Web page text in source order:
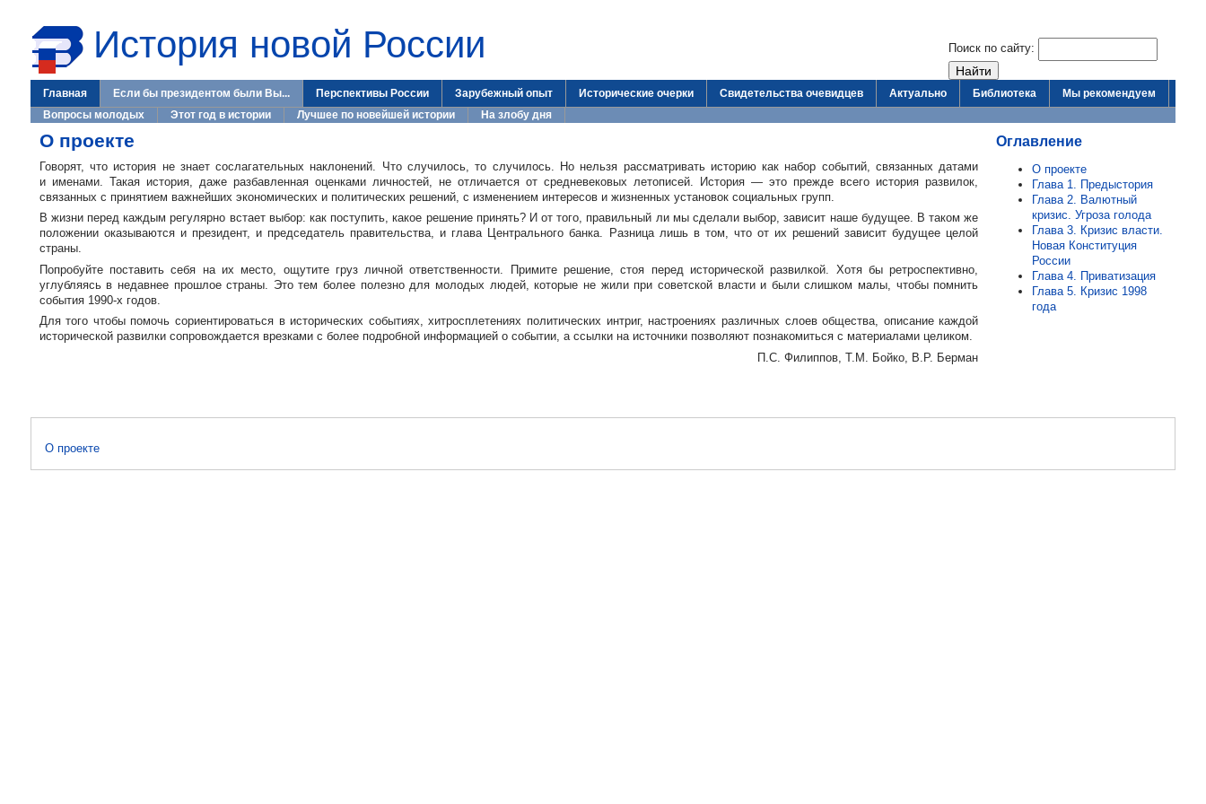
Поиск по сайту:
История новой России
Главная Если бы президентом были Вы... Перспективы России Зарубежный опыт Исторические очерки Свидетельства очевидцев Актуально Библиотека
Мы рекомендуем
Вопросы молодых
Этот год в истории Лучшее по новейшей истории На злобу дня
О проекте
Говорят, что история не знает сослагательных наклонений. Что случилось, то случилось. Но нельзя рассматривать историю как набор событий, связанных датами
и именами. Такая история, даже разбавленная оценками личностей, не отличается от средневековых летописей. История — это прежде всего история развилок,
связанных с принятием важнейших экономических и политических решений, с изменением интересов и жизненных установок социальных групп.
В жизни перед каждым регулярно встает выбор: как поступить, какое решение принять? И от того, правильный ли мы сделали выбор, зависит наше будущее. В таком же
положении оказываются и президент, и председатель правительства, и глава Центрального банка. Разница лишь в том, что от их решений зависит будущее целой
страны.
Попробуйте поставить себя на их место, ощутите груз личной ответственности. Примите решение, стоя перед исторической развилкой. Хотя бы ретроспективно,
углубляясь в недавнее прошлое страны. Это тем более полезно для молодых людей, которые не жили при советской власти и были слишком малы, чтобы помнить
события 1990-х годов.
Для того чтобы помочь сориентироваться в исторических событиях, хитросплетениях политических интриг, настроениях различных слоев общества, описание каждой
исторической развилки сопровождается врезками с более подробной информацией о событии, а ссылки на источники позволяют познакомиться с материалами целиком.
П.С. Филиппов,Т.М. Бойко, В.Р. Берман
Оглавление
О проекте
Глава 1. Предыстория
Глава 2. Валютный
кризис. Угроза голода
Глава 3. Кризис власти.
Новая Конституция
России
Глава 4. Приватизация
Глава 5. Кризис 1998
года
О проекте